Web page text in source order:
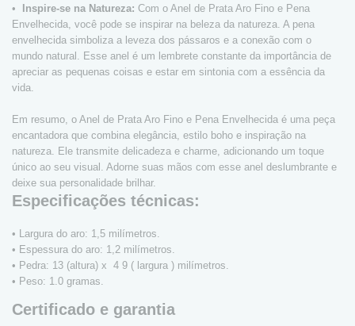
• Inspire-se na Natureza: Com o Anel de Prata Aro Fino e Pena
Envelhecida, você pode se inspirar na beleza da natureza. A pena
envelhecida simboliza a leveza dos pássaros e a conexão com o
mundo natural. Esse anel é um lembrete constante da importância de
apreciar as pequenas coisas e estar em sintonia com a essência da
vida.
Em resumo, o Anel de Prata Aro Fino e Pena Envelhecida é uma peça
encantadora que combina elegância, estilo boho e inspiração na
natureza. Ele transmite delicadeza e charme, adicionando um toque
único ao seu visual. Adorne suas mãos com esse anel deslumbrante e
deixe sua personalidade brilhar.
Especificações técnicas:
• Largura do aro: 1,5 milímetros.
• Espessura do aro: 1,2 milímetros.
• Pedra: 13 (altura) x 4 9 ( largura ) milímetros.
• Peso: 1.0 gramas.
Certificado e garantia